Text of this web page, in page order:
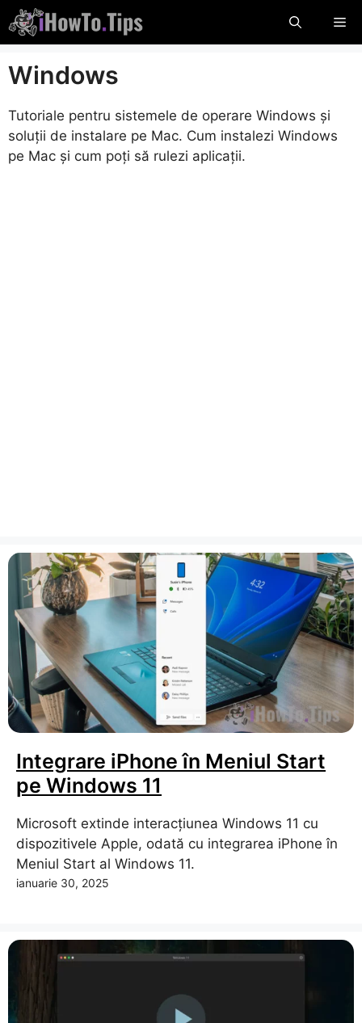
Sari
la
conținut
Windows
Tutoriale pentru sistemele de operare Windows și
soluții de instalare pe Mac. Cum instalezi Windows
pe Mac și cum poți să rulezi aplicații.
Integrare iPhone în Meniul Start
pe Windows 11
Microsoft extinde interacțiunea Windows 11 cu
dispozitivele Apple, odată cu integrarea iPhone în
Meniul Start al Windows 11.
ianuarie 30, 2025